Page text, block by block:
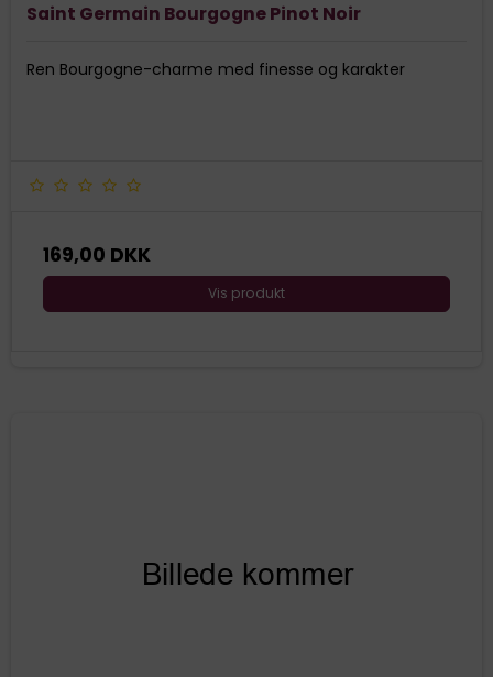
Saint Germain Bourgogne Pinot Noir
Ren Bourgogne-charme med finesse og karakter
169,00 DKK
Vis produkt